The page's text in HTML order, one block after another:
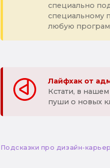
специально
специальному
любую
Лайфхак от
Кстати, в нашем
пуши о новых
Подсказки про дизайн-